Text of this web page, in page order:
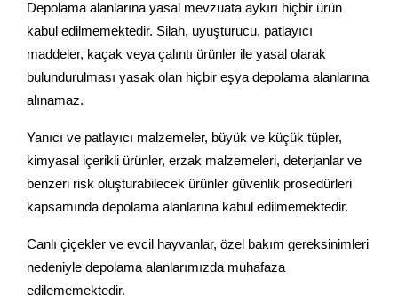
Depolama alanlarına yasal mevzuata aykırı hiçbir ürün
kabul edilmemektedir. Silah, uyuşturucu, patlayıcı
maddeler, kaçak veya çalıntı ürünler ile yasal olarak
bulundurulması yasak olan hiçbir eşya depolama alanlarına
alınamaz.
Yanıcı ve patlayıcı malzemeler, büyük ve küçük tüpler,
kimyasal içerikli ürünler, erzak malzemeleri, deterjanlar ve
benzeri risk oluşturabilecek ürünler güvenlik prosedürleri
kapsamında depolama alanlarına kabul edilmemektedir.
Canlı çiçekler ve evcil hayvanlar, özel bakım gereksinimleri
nedeniyle depolama alanlarımızda muhafaza
edilememektedir.